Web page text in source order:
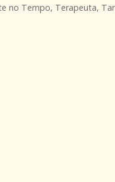
no Tempo, Terapeuta,